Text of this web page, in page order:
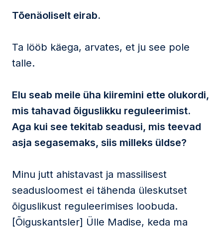
Tõenäoliselt eirab.
Ta lööb käega, arvates, et ju see pole
talle.
Elu seab meile üha kiiremini ette olukordi,
mis tahavad õiguslikku reguleerimist.
Aga kui see tekitab seadusi, mis teevad
asja segasemaks, siis milleks üldse?
Minu jutt ahistavast ja massilisest
seadusloomest ei tähenda üleskutset
õiguslikust reguleerimises loobuda.
[Õiguskantsler] Ülle Madise, keda ma